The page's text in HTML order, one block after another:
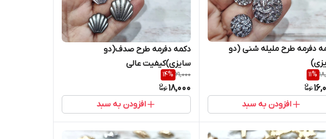
دفرمه طرح ملیله شنی (دو
11%
افزودن به سبد
دکمه دفرمه طرح صدف(دو
سایزی)کیفیت عالی
21,000
14%
18,000
افزودن به سبد